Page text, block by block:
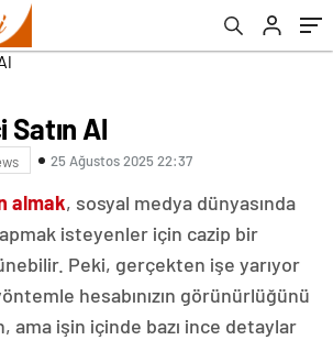
Satın Al
25 Ağustos 2025 22:37
almak, sosyal medya dünyasında
isteyenler için cazip bir
Peki, gerçekten işe yarıyor
hesabınızın görünürlüğünü
ama işin içinde bazı ince detaylar